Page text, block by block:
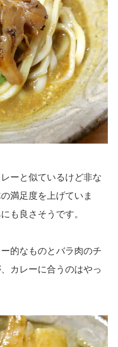
ーと似ているけど非な
満足度を上げていま
も良さそうです。
的なものとバラ肉のチ
カレーに合うのはやっ